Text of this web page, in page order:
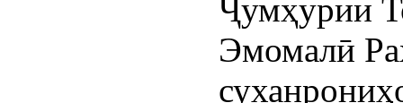
Ҷумҳурии
Эмомалӣ